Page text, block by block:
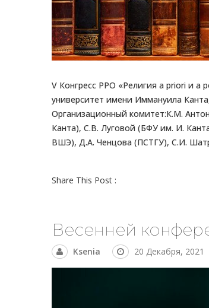
V Конгресс РРО «Религия a priori и a
университет имени Иммануила
Организационный комитет:К.М.
Канта), С.В. Луговой (БФУ им. И.
ВШЭ), Д.А. Ченцова (ПСТГУ), С.И.
Share This Post :
Весенней
Ksenia 20 Декабря, 2021